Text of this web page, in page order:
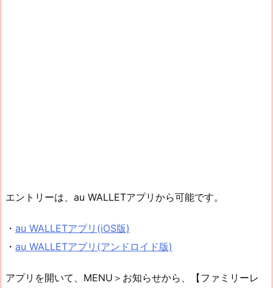
エントリーは、au WALLETアプリから可能です。
・ au WALLETアプリ(iOS版)
・ au WALLETアプリ(アンドロイド版)
アプリを開いて、MENU＞お知らせから、【ファミリーレ